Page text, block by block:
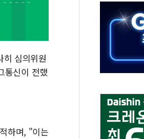
심의위원
통신이 전했
하며, "이는